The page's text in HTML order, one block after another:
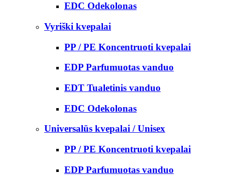
EDC Odekolonas
Vyriški kvepalai
PP / PE Koncentruoti kvepalai
EDP Parfumuotas vanduo
EDT Tualetinis vanduo
EDC Odekolonas
Universalūs kvepalai / Unisex
PP / PE Koncentruoti kvepalai
EDP Parfumuotas vanduo